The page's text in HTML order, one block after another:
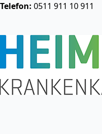
Telefon: 0511 911 10 911